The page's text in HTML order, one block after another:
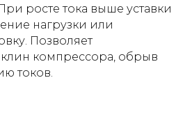
росте тока выше уставки
нагрузки или
Позволяет
компрессора, обрыв
токов.